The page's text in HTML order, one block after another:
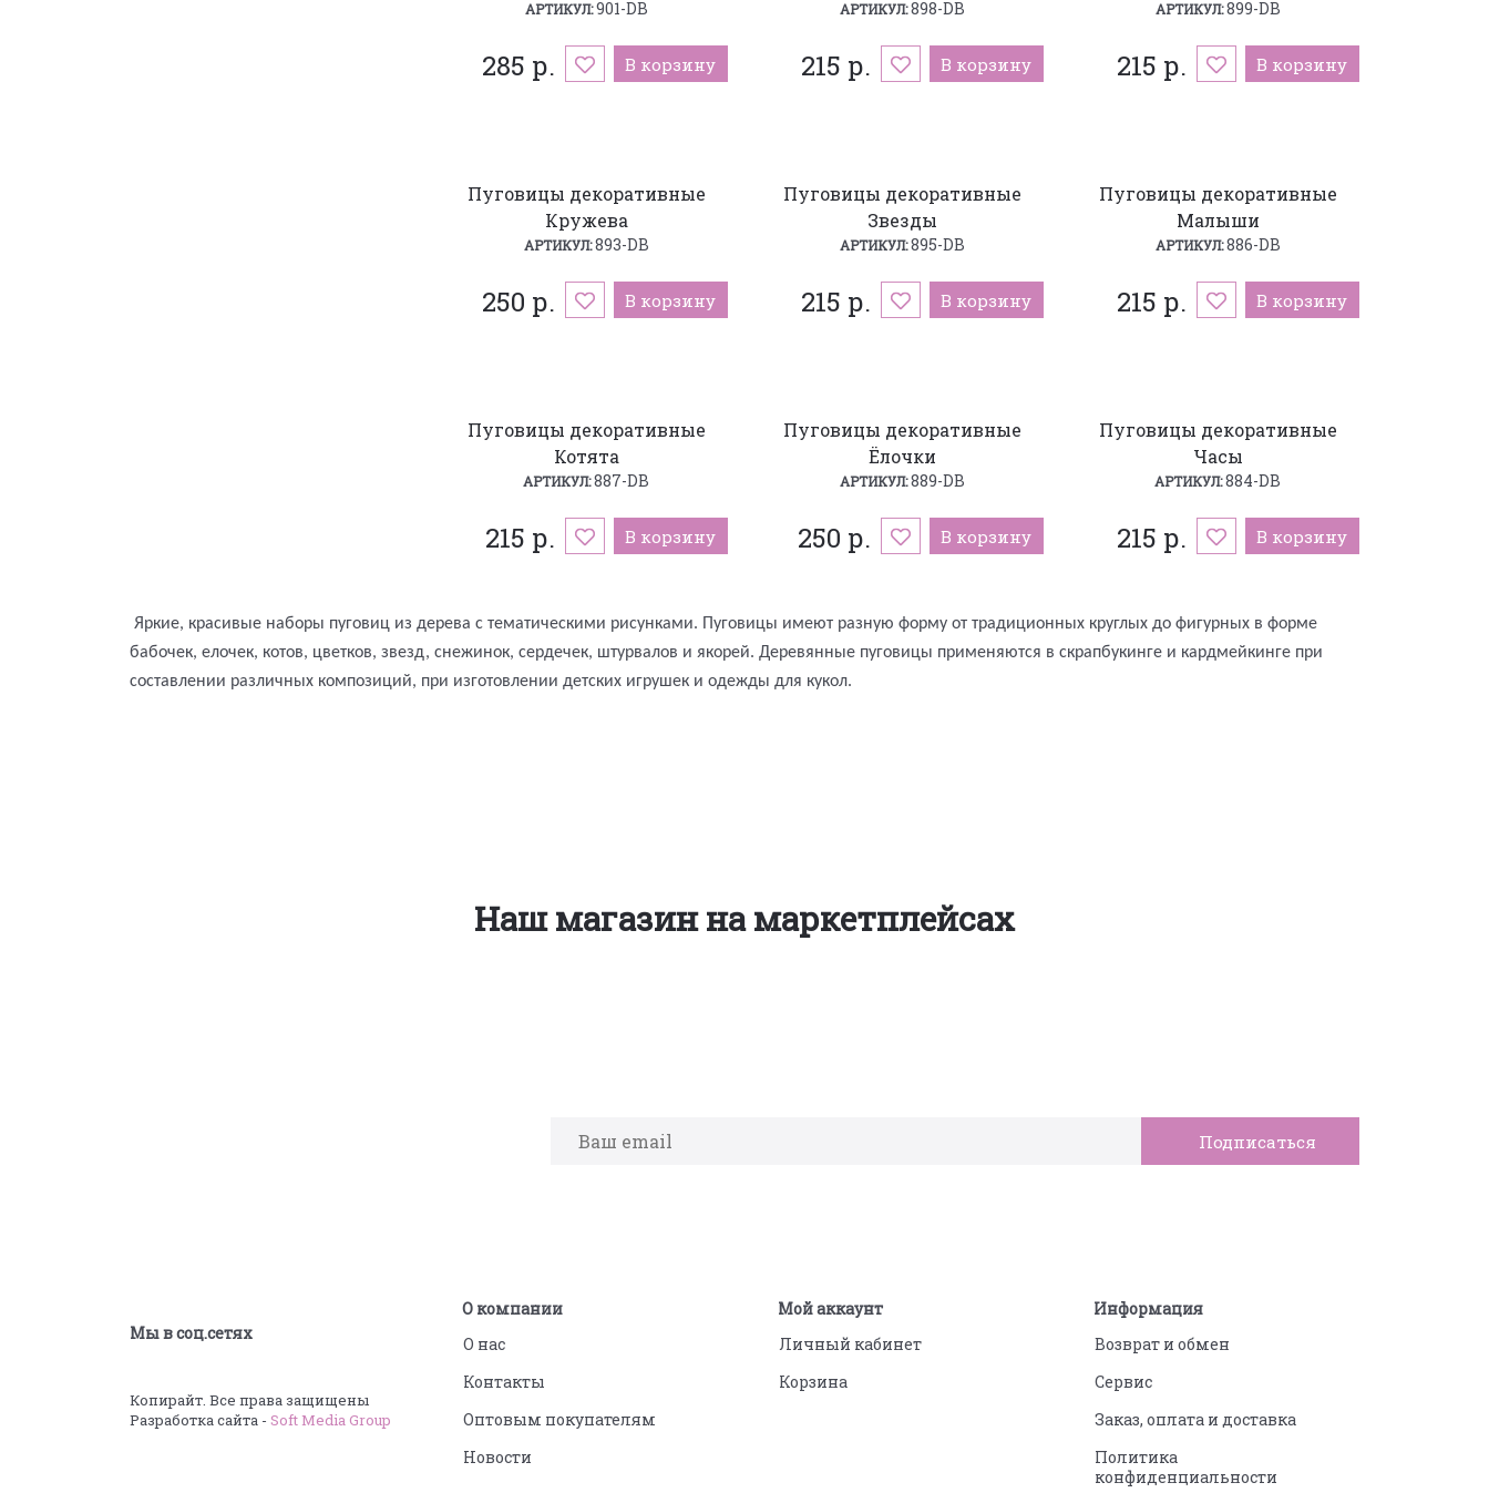
АРТИКУЛ:901-DB
285 р. В корзину
АРТИКУЛ:898-DB
215 р. В корзину
АРТИКУЛ:899-DB
215 р. В корзину
Пуговицы декоративные
Кружева
АРТИКУЛ:893-DB
250 р. В корзину
Пуговицы декоративные
Звезды
АРТИКУЛ:895-DB
215 р. В корзину
Пуговицы декоративные
Малыши
АРТИКУЛ:886-DB
215 р. В корзину
Пуговицы декоративные
Котята
АРТИКУЛ:887-DB
215 р. В корзину
Пуговицы декоративные
Ёлочки
АРТИКУЛ:889-DB
250 р. В корзину
Пуговицы декоративные
Часы
АРТИКУЛ:884-DB
215 р. В корзину
Яркие, красивые наборы пуговиц из дерева с тематическими рисунками. Пуговицы имеют разную форму от традиционных круглых до фигурных в форме
бабочек, елочек, котов, цветков, звезд, снежинок, сердечек, штурвалов и якорей. Деревянные пуговицы применяются в скрапбукинге и кардмейкинге при
составлении различных композиций, при изготовлении детских игрушек и одежды для кукол.
Наш магазин на маркетплейсах
Мы в соц.сетях
Копирайт. Все права защищены
Разработка сайта - Soft Media Group
О компании
О нас
Контакты
Оптовым покупателям
Новости
Мой аккаунт
Личный кабинет
Корзина
Информация
Возврат и обмен
Сервис
Заказ, оплата и доставка
Политика
конфиденциальности